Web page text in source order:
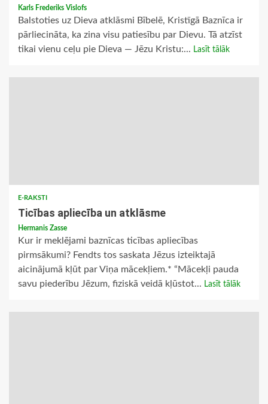
Karls Frederiks Vislofs
Balstoties uz Dieva atklāsmi Bībelē, Kristīgā Baznīca ir
pārliecināta, ka zina visu patiesību par Dievu. Tā atzīst
tikai vienu ceļu pie Dieva — Jēzu Kristu:... Lasīt tālāk
E-RAKSTI
Ticības apliecība un atklāsme
Hermanis Zasse
Kur ir meklējami baznīcas ticības apliecības
pirmsākumi? Fendts tos saskata Jēzus izteiktajā
aicinājumā kļūt par Viņa mācekļiem.* “Mācekļi pauda
savu piederību Jēzum, fiziskā veidā kļūstot... Lasīt tālāk